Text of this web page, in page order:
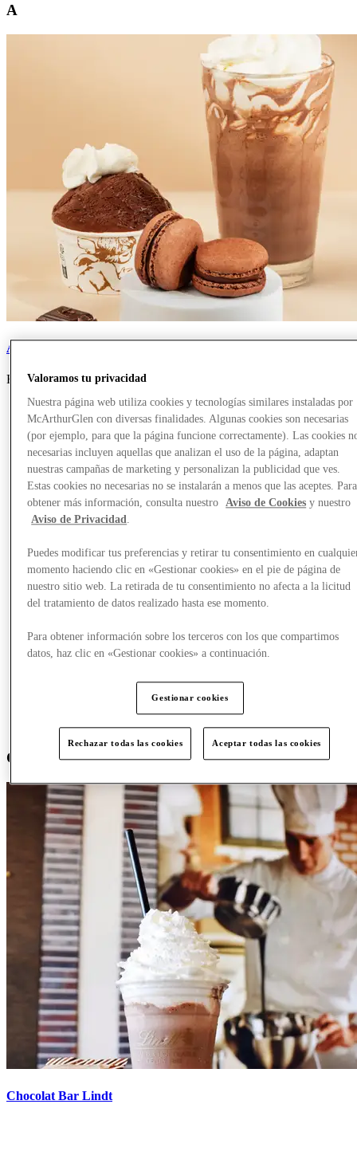
A
Amorino
Restaurantes y cafeterías, Comida, Ice cream
C
Chocolat Bar Lindt
Valoramos tu privacidad
Nuestra página web utiliza cookies y tecnologías similares instaladas por
McArthurGlen con diversas finalidades. Algunas cookies son necesarias
(por ejemplo, para que la página funcione correctamente). Las cookies
necesarias incluyen aquellas que analizan el uso de la página, adaptan
nuestras campañas de marketing y personalizan la publicidad que ves.
Estas cookies no necesarias no se instalarán a menos que las aceptes. Para
obtener más información, consulta nuestro
Aviso de Cookies y nuestro
Aviso de Privacidad
Puedes modificar tus preferencias y retirar tu consentimiento en
momento haciendo clic en «Gestionar cookies» en el pie de página de
nuestro sitio web. La retirada de tu consentimiento no afecta a la licitud
del tratamiento de datos realizado hasta ese momento.
Para obtener información sobre los terceros con los que compartimos
datos, haz clic en «Gestionar cookies» a continuación.
Gestionar cookies
Rechazar todas las cookies Aceptar todas las cookies